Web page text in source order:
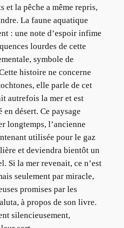
et la pêche a même repris,
La faune aquatique
: une note d’espoir infime
lourdes de cette
symbole de
histoire ne concerne
elle parle de cet
autrefois la mer et est
désert. Ce paysage
longtemps, l’ancienne
utilisée pour le gaz
et deviendra bientôt un
Si la mer revenait, ce n’est
seulement par miracle,
promises par les
à propos de son livre.
silencieusement,